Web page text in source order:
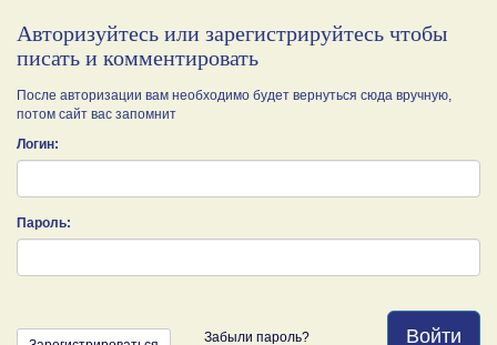
Авторизуйтесь или зарегистрируйтесь чтобы
писать и комментировать
После авторизации вам необходимо будет вернуться сюда вручную,
потом сайт вас запомнит
Логин:
Пароль:
Войти
Забыли пароль?